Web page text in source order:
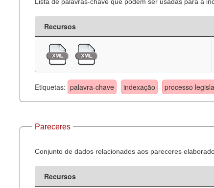
Recursos
Etiquetas: palavra-chave indexação processo
Pareceres
Conjunto de dados relacionados aos pareceres
Recursos